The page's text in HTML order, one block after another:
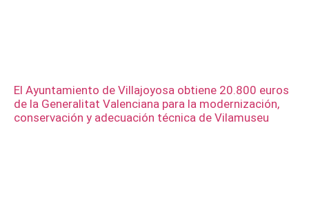
El Ayuntamiento de Villajoyosa obtiene 20.800 euros
de la Generalitat Valenciana para la modernización,
conservación y adecuación técnica de Vilamuseu